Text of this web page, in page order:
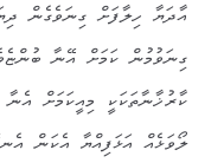
އާދަޔާ ހިލާފަށް ގިނަވެގެން
ގިނަވުމުން ކަމަށް އޭނާ
ކާރުޚާނާތަކަކީ މިއީކަމަށް
ލޯވަޅެއް އަޅަފިއްޔާ އެކަން